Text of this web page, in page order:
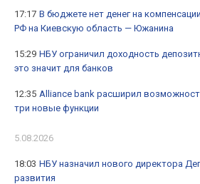
17:17 В бюджете нет денег на
РФ на Киевскую область — Южанина
15:29 НБУ ограничил доходность
это значит для банков
12:35 Alliance bank расширил
три новые функции
5.08.2026
18:03 НБУ назначил нового директора
развития